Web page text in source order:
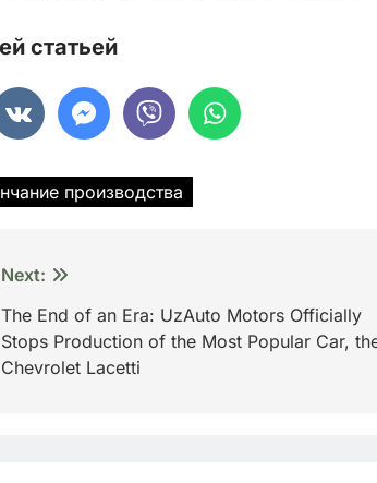
статьей
производства
Next:
The End of an Era: UzAuto Motors Officially
Stops Production of the Most Popular Car,
Chevrolet Lacetti